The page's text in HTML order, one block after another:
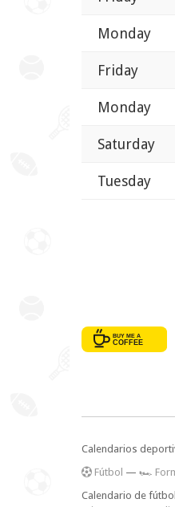
Monday
Friday
Monday
Saturday
Tuesday
Calendarios
Fútbol — 🏎️
Calendario de